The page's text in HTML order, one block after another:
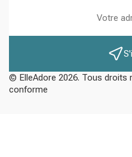
© ElleAdore 2026. Tous droits
conforme